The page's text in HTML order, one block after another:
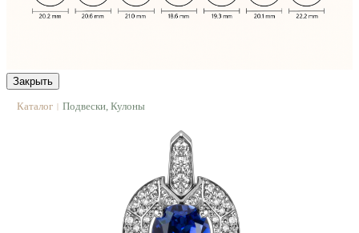
Закрыть
Каталог | Подвески, Кулоны